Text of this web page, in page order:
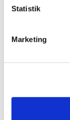
Statistik
Marketing